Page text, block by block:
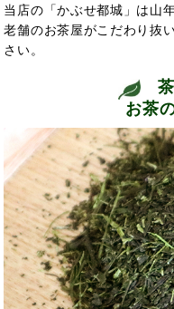
当店の「かぶせ都城」は山
老舗のお茶屋がこだわり抜
さい。
お茶